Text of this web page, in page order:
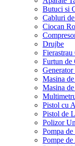
Butuci si
Cabluri
Ciocan
Drujbe
Furtun de
Masina
Masina
Pistol cu
Pistol de
Polizor
Pompa
Pompe